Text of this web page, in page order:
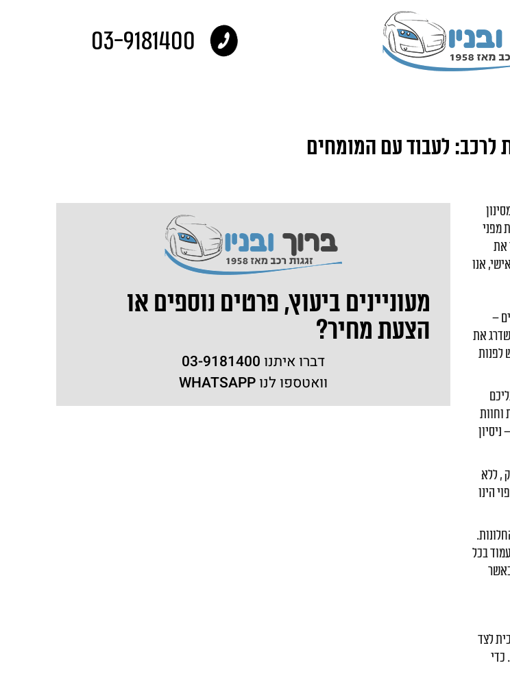
03-9181400
לרכב: לעבוד עם המומחים
מפני
את
אנו
–
את
לפנות
וחוות
, ללא
הינו
בכל
לצד
כדי
מעוניינים ביעוץ, פרטים נוספים או
הצעת מחיר?
דברו איתנו 03-9181400
וואטספו לנוWHATSAPP